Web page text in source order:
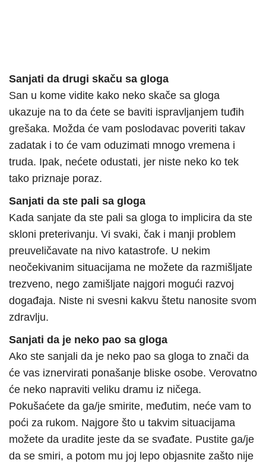
Sanjati da drugi skaču sa gloga
San u kome vidite kako neko skače sa gloga
ukazuje na to da ćete se baviti ispravljanjem tuđih
grešaka. Možda će vam poslodavac poveriti takav
zadatak i to će vam oduzimati mnogo vremena i
truda. Ipak, nećete odustati, jer niste neko ko tek
tako priznaje poraz.
Sanjati da ste pali sa gloga
Kada sanjate da ste pali sa gloga to implicira da ste
skloni preterivanju. Vi svaki, čak i manji problem
preuveličavate na nivo katastrofe. U nekim
neočekivanim situacijama ne možete da razmišljate
trezveno, nego zamišljate najgori mogući razvoj
događaja. Niste ni svesni kakvu štetu nanosite svom
zdravlju.
Sanjati da je neko pao sa gloga
Ako ste sanjali da je neko pao sa gloga to znači da
će vas iznervirati ponašanje bliske osobe. Verovatno
će neko napraviti veliku dramu iz ničega.
Pokušaćete da ga/je smirite, međutim, neće vam to
poći za rukom. Najgore što u takvim situacijama
možete da uradite jeste da se svađate. Pustite ga/je
da se smiri, a potom mu joj lepo objasnite zašto nije